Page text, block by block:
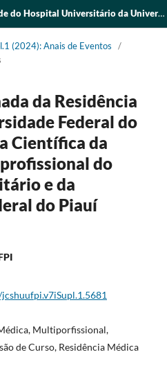
Jornal de Ciências da Saúde do Hospital Universitário da Universidade Federal do Piauí
(2024): Anais de Eventos
/
da Residência
Federal do
Científica da
do
e da
do Piauí
Multiporfissional,
de Curso, Residência Médica